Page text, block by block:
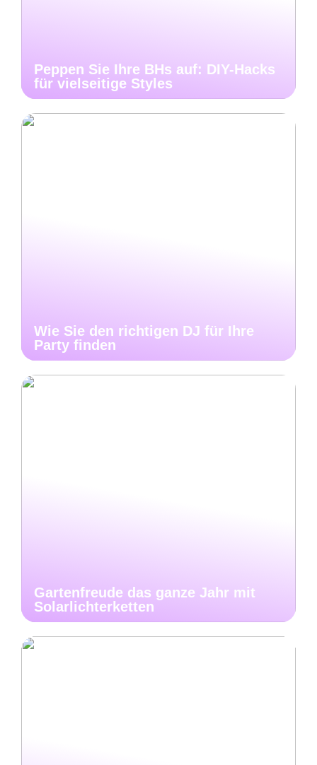
Peppen Sie Ihre BHs auf: DIY-Hacks
für vielseitige Styles
Wie Sie den richtigen DJ für Ihre
Party finden
Gartenfreude das ganze Jahr mit
Solarlichterketten